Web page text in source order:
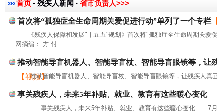
首页 - 残疾人新闻 - 省市负责人>>>
首次将“孤独症全生命周期关爱促进行动”单列了一个专栏
《残疾人保障和发展"十五五"规划》首次将"孤独症全生命周期关爱
网摘编： 方 付..
推动智能导盲机器人、智能导盲杖、智能导盲眼镜等，让
【视频】
推动智能导盲机器人、智能导盲杖、智能导盲眼镜等，让残疾人真
事关残疾人，未来5年补贴、就业、教育有这些暖心变化
事关残疾人，未来5年补贴、就业、教育有这些暖心变化 7月